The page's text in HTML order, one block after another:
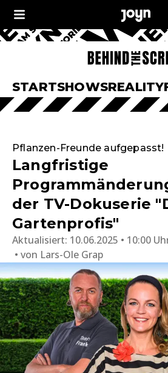
STARTSHOWSREALITY
Pflanzen-Freunde aufgepasst!
Langfristige
der TV-Dokuserie
Gartenprofis"
Aktualisiert: 10.06.2025 • 10:00
von Lars-Ole Grap